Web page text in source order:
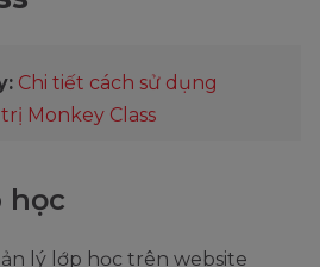
Chi tiết cách sử dụng
Monkey Class
học
lý lớp học trên website